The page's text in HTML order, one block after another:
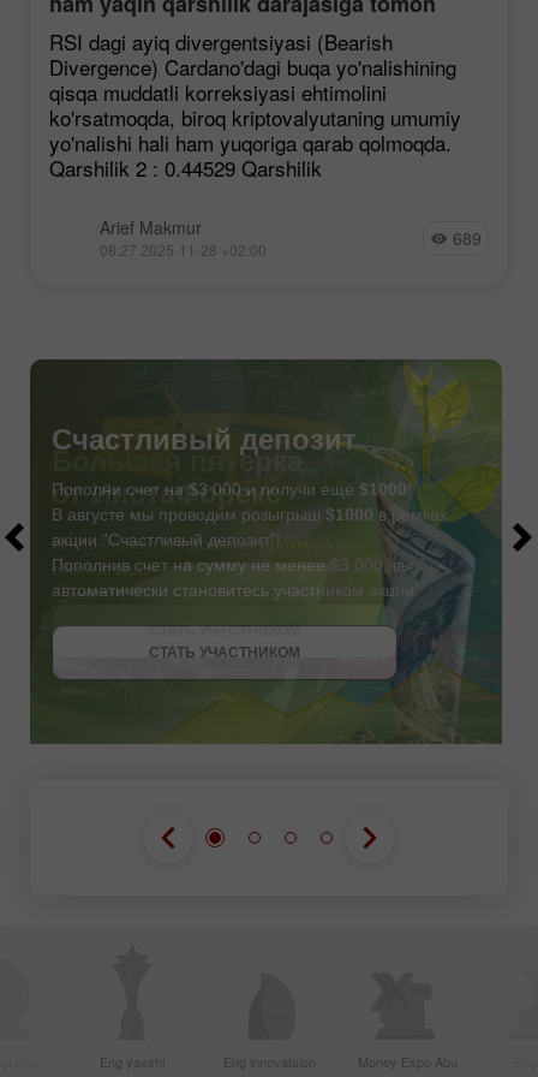
mustahkamlanmoqda, garchi korreksiya
ehtimoli mavjud bo'lsa ham.
RSI dagi ayiq divergentsiyasi (Bearish
Divergence) Cardano'dagi buqa yo'nalishining
qisqa muddatli korreksiyasi ehtimolini
ko'rsatmoqda, biroq kriptovalyutaning umumiy
yo'nalishi hali ham yuqoriga qarab qolmoqda.
Qarshilik 2 : 0.44529 Qarshilik
Arief Makmur
08:27 2025-11-28 +02:00 689
СТАТЬ УЧАСТНИКОМ
Счастливый депозит
Пополни счет на $3 000 и получи еще $1000!
В августе мы проводим розыгрыш $1000 в рамках
акции "Счастливый депозит"!
Пополнив счет на сумму не менее $3 000, вы
автоматически становитесь участником акции.
СТАТЬ УЧАСТНИКОМ
ПОЛУЧИТЬ БОНУС
Eng yaxshi
Eng innovatsion
Money Expo Abu